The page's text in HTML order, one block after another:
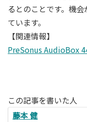
るとのことです。機
ています。
【関連情報】
PreSonus AudioBox
この記事を書いた人
藤本 健